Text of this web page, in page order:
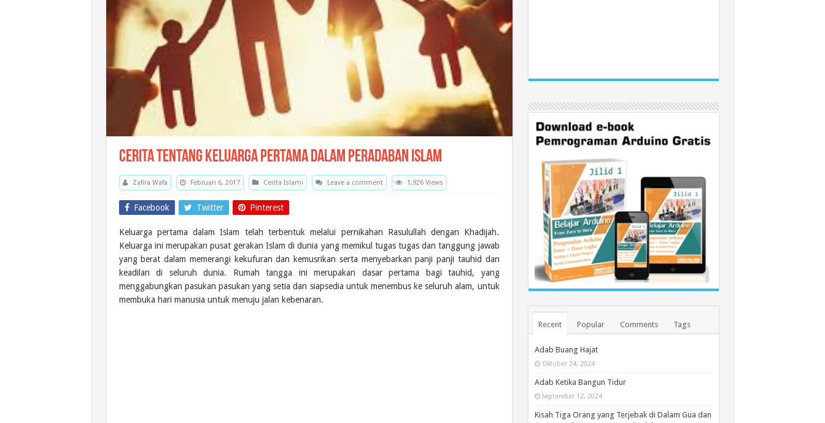
Cerita tentang Keluarga Pertama dalam Peradaban Islam
Zafira Wafa Februari 6, 2017 Cerita Islami Leave a comment 1,926 Views
Facebook Twitter Pinterest
Keluarga pertama dalam Islam telah terbentuk melalui pernikahan Rasulullah dengan Khadijah.
Keluarga ini merupakan pusat gerakan Islam di dunia yang memikul tugas tugas dan tanggung jawab
yang berat dalam memerangi kekufuran dan kemusrikan serta menyebarkan panji panji tauhid dan
keadilan di seluruh dunia. Rumah tangga ini merupakan dasar pertama bagi tauhid, yang
menggabungkan pasukan pasukan yang setia dan siapsedia untuk menembus ke seluruh alam, untuk
membuka hari manusia untuk menuju jalan kebenaran.
Recent Popular Comments Tags
Adab Buang Hajat
Oktober 24, 2024
Adab Ketika Bangun Tidur
September 12, 2024
Kisah Tiga Orang yang Terjebak di Dalam Gua dan